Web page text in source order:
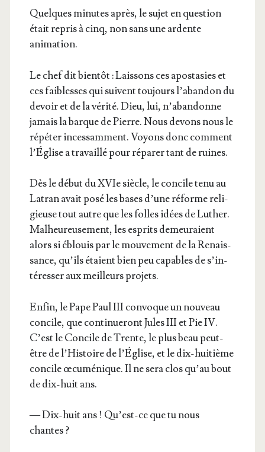
Quelques minutes après, le sujet en ques­tion
était repris à cinq, non sans une ardente
animation.
Le chef dit bien­tôt : Lais­sons ces apos­ta­sies et
ces fai­blesses qui suivent tou­jours l’a­ban­don du
devoir et de la véri­té. Dieu, lui, n’a­ban­donne
jamais la barque de Pierre. Nous devons nous le
répé­ter inces­sam­ment. Voyons donc com­ment
l’É­glise a tra­vaillé pour répa­rer tant de ruines.
Dès le début du XVIe siècle, le concile tenu au
Latran avait posé les bases d’une réforme reli­
gieuse tout autre que les folles idées de Luther.
Mal­heu­reu­se­ment, les esprits demeu­raient
alors si éblouis par le mou­ve­ment de la Renais­
sance, qu’ils étaient bien peu capables de s’in­
té­res­ser aux meilleurs projets.
Enfin, le Pape Paul III convoque un nou­veau
concile, que conti­nue­ront Jules III et Pie IV.
C’est le Concile de Trente, le plus beau peut-
être de l’His­toire de l’É­glise, et le dix-hui­tième
concile œcu­mé­nique. Il ne sera clos qu’au bout
de dix-huit ans.
— Dix-huit ans ! Qu’est-ce que tu nous
chantes ?